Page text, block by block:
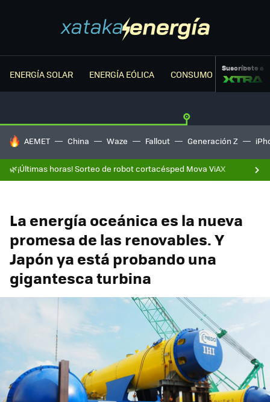
ENERGÍA SOLAR ENERGÍA EÓLICA CONSUMO ENERGÉTICO
Suscríbete a
HOY SE HABLA DE
AEMET China Waze Fallout Generación Z
🌿¡Últimas horas! Sorteo de robot cortacésped Mova ViAX
La energía oceánica es la nueva
promesa de las renovables. Y
Japón ya está probando una
gigantesca turbina